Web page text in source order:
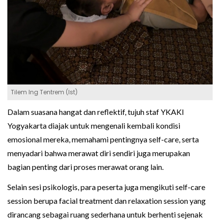
Tilem Ing Tentrem (Ist)
Dalam suasana hangat dan reflektif, tujuh staf YKAKI
Yogyakarta diajak untuk mengenali kembali kondisi
emosional mereka, memahami pentingnya self-care, serta
menyadari bahwa merawat diri sendiri juga merupakan
bagian penting dari proses merawat orang lain.
Selain sesi psikologis, para peserta juga mengikuti self-care
session berupa facial treatment dan relaxation session yang
dirancang sebagai ruang sederhana untuk berhenti sejenak